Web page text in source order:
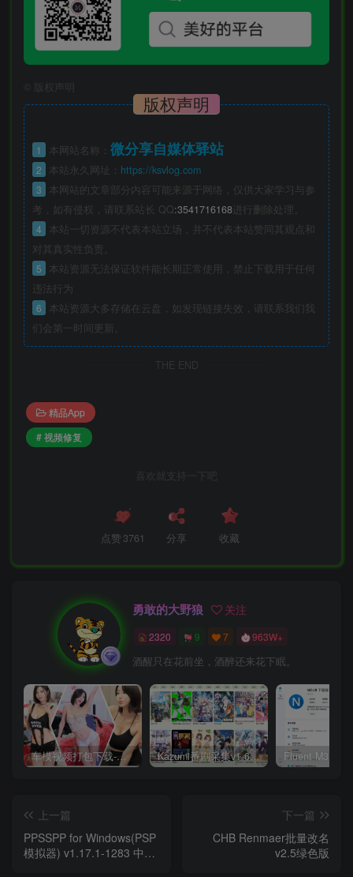
版权声明
版权声明
1 本网站名称： 微分享自媒体驿站
2 本站永久网址： https://ksvlog.com
3
本网站的文章部分内容可能来源于网络，仅供大家学习与参
考，如有侵权，请联系站长 QQ:3541716168进行删除处理。
4
本站一切资源不代表本站立场，并不代表本站赞同其观点和
对其真实性负责。
5
本站资源无法保证软件能长期正常使用，禁止下载用于任何
违法行为
6
本站资源大多存储在云盘，如发现链接失效，请联系我们我
们会第一时间更新。
THE END
精品App
# 视频修复
喜欢就支持一下吧
点赞 3761 分享 收藏
勇敢的大野狼 关注
2320 9 7 963W+
酒醒只在花前坐，酒醉还来花下眠。
车模视频打包下载-高清无水印版 Kazumi番剧采集v1.6.9：支持自定义规则+在线观看+弹幕，跨平台下载
上一篇
PPSSPP for Windows(PSP
模拟器) v1.17.1-1283 中文
下一篇
CHB Renmaer批量改名
v2.5绿色版